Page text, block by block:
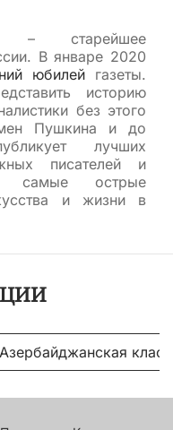
– старейшее
В январе 2020
юбилей газеты.
историю
без этого
Пушкина и до
лучших
писателей и
самые острые
и жизни в
Азербайджанская